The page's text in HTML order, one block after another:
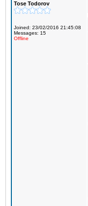
Tose Todorov
Joined: 23/02/2016 21:45:08
Messages: 15
Offline